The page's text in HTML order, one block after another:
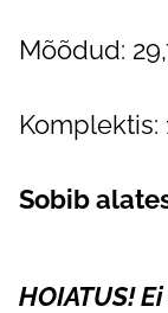
Mõõdud:
Komplektis:
Sobib
HOIATUS!